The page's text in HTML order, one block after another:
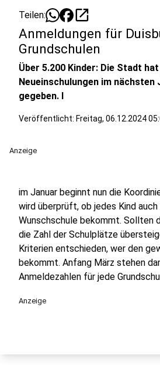
Teilen: open_in_new
Anmeldungen für
Grundschulen
Über 5.200 Kinder: Die Stadt
Neueinschulungen im nächsten
gegeben. I
Veröffentlicht: Freitag, 06.12.2024
Anzeige
im Januar beginnt nun die
wird überprüft, ob jedes Kind
Wunschschule bekommt. Sollten
die Zahl der Schulplätze
Kriterien entschieden, wer den
bekommt. Anfang März stehen
Anmeldezahlen für jede
Anzeige